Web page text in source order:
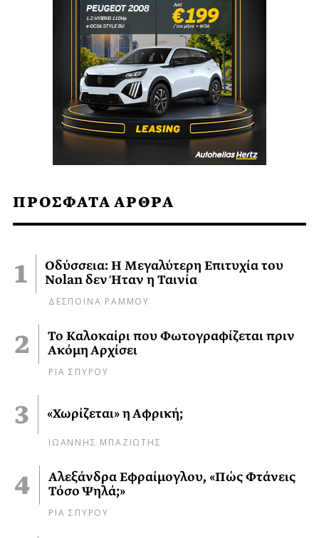
ΠΡΟΣΦΑΤΑ ΑΡΘΡΑ
Οδύσσεια: Η Μεγαλύτερη Επιτυχία του
Nolan δεν Ήταν η Ταινία
ΔΕΣΠΟΙΝΑ ΡΑΜΜΟΥ
Το Καλοκαίρι που Φωτογραφίζεται πριν
Ακόμη Αρχίσει
ΡΙΑ ΣΠΥΡΟΥ
«Χωρίζεται» η Αφρική;
ΙΩΑΝΝΗΣ ΜΠΑΖΙΩΤΗΣ
Αλεξάνδρα Εφραίμογλου, «Πώς Φτάνεις
Τόσο Ψηλά;»
ΡΙΑ ΣΠΥΡΟΥ